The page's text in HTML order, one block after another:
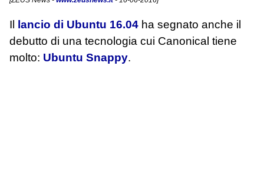
Il lancio di Ubuntu 16.04 ha segnato anche il
debutto di una tecnologia cui Canonical tiene
molto: Ubuntu Snappy.